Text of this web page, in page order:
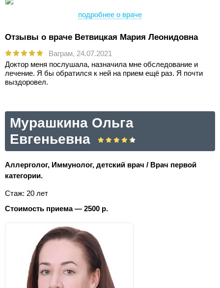
подробнее о враче
Отзывы о враче Ветвицкая Мария Леонидовна
Ваграм, 24.07.2021
Доктор меня послушала, назначила мне обследование и
лечение. Я бы обратился к ней на прием ещё раз. Я почти
выздоровел.
Мурашкина Ольга
Евгеньевна
Аллерголог, Иммунолог, детский врач / Врач первой
категории.
Стаж: 20 лет
Стоимость приема — 2500 р.